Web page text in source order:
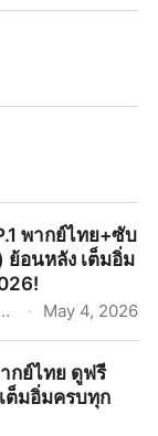
พากย์ไทย+ซับ
ย้อนหลัง เต็มอิ่ม
· May 4, 2026
กตอน HD ซีรีส์
กย์ไทย ดูฟรี
ต็มอิ่มครบทุก